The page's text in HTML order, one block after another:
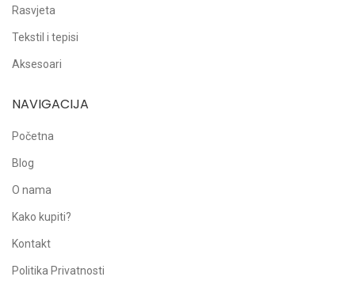
Rasvjeta
Tekstil i tepisi
Aksesoari
NAVIGACIJA
Početna
Blog
O nama
Kako kupiti?
Kontakt
Politika Privatnosti